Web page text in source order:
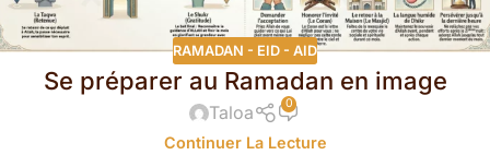
RAMADAN - EID - AID
Se préparer au Ramadan en image
Taloa 0
Continuer La Lecture